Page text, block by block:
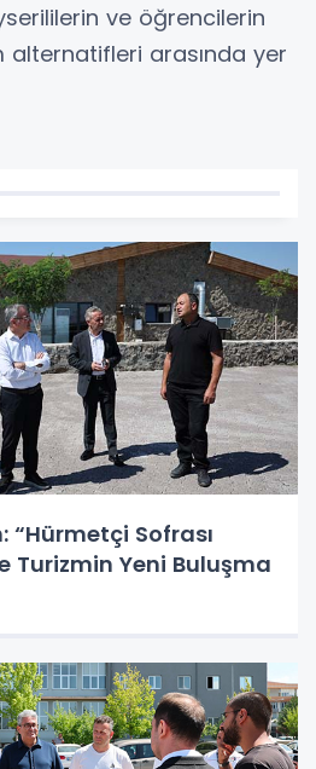
ve öğrencilerin
alternatifleri arasında yer
“Hürmetçi Sofrası
Turizmin Yeni Buluşma